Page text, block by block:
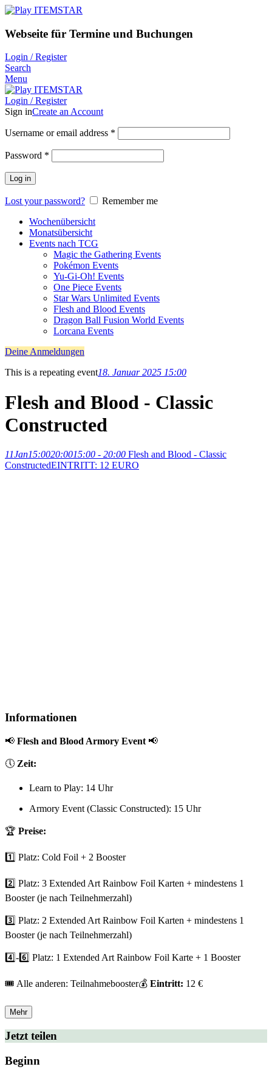
Webseite für Termine und Buchungen
Login / Register
Search
Menu
Login / Register
Sign inCreate an Account
Username or email address *
Password *
Log in
Lost your password?
Remember me
Wochenübersicht
Monatsübersicht
Events nach TCG
Magic the Gathering Events
Pokémon Events
Yu-Gi-Oh! Events
One Piece Events
Star Wars Unlimited Events
Flesh and Blood Events
Dragon Ball Fusion World Events
Lorcana Events
Deine Anmeldungen
This is a repeating event18. Januar 2025 15:00
Flesh and Blood - Classic
Constructed
11Jan15:0020:0015:00 - 20:00 Flesh and Blood - Classic
ConstructedEINTRITT: 12 EURO
Informationen
📢 Flesh and Blood Armory Event 📢
🕔 Zeit:
Learn to Play: 14 Uhr
Armory Event (Classic Constructed): 15 Uhr
🏆 Preise:
1️⃣ Platz: Cold Foil + 2 Booster
2️⃣ Platz: 3 Extended Art Rainbow Foil Karten + mindestens 1
Booster (je nach Teilnehmerzahl)
3️⃣ Platz: 2 Extended Art Rainbow Foil Karten + mindestens 1
Booster (je nach Teilnehmerzahl)
4️⃣-6️⃣ Platz: 1 Extended Art Rainbow Foil Karte + 1 Booster
🎟 Alle anderen: Teilnahmebooster💰 Eintritt: 12 €
Mehr
Jetzt teilen
Beginn